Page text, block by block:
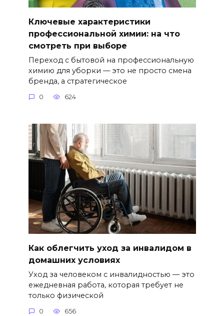
Ключевые характеристики
профессиональной химии: на что
смотреть при выборе
Переход с бытовой на профессиональную
химию для уборки — это не просто смена
бренда, а стратегическое
0 624
Как облегчить уход за инвалидом в
домашних условиях
Уход за человеком с инвалидностью — это
ежедневная работа, которая требует не
только физической
0 656